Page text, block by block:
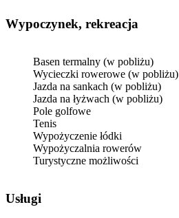
Wypoczynek, rekreacja
Basen termalny (w pobliżu)
Wycieczki rowerowe (w pobliżu)
Jazda na sankach (w pobliżu)
Jazda na łyżwach (w pobliżu)
Pole golfowe
Tenis
Wypożyczenie łódki
Wypożyczalnia rowerów
Turystyczne możliwości
Usługi